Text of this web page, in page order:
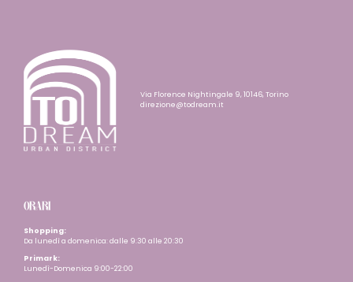
Via Florence Nightingale 9, 10146, Torino
direzione@todream.it
ORARI
Shopping:
Da lunedì a domenica: dalle 9:30 alle 20:30
Primark:
Lunedì-Domenica 9:00-22:00